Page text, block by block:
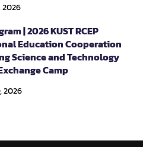
2026
| 2026 KUST RCEP
Education Cooperation
Science and Technology
Camp
2026